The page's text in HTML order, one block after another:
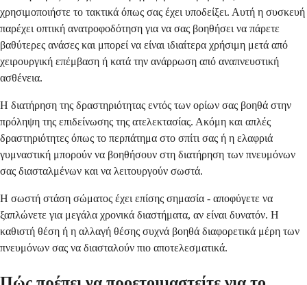
χρησιμοποιήστε το τακτικά όπως σας έχει υποδείξει. Αυτή η συσκευή
παρέχει οπτική ανατροφοδότηση για να σας βοηθήσει να πάρετε
βαθύτερες ανάσες και μπορεί να είναι ιδιαίτερα χρήσιμη μετά από
χειρουργική επέμβαση ή κατά την ανάρρωση από αναπνευστική
ασθένεια.
Η διατήρηση της δραστηριότητας εντός των ορίων σας βοηθά στην
πρόληψη της επιδείνωσης της ατελεκτασίας. Ακόμη και απλές
δραστηριότητες όπως το περπάτημα στο σπίτι σας ή η ελαφριά
γυμναστική μπορούν να βοηθήσουν στη διατήρηση των πνευμόνων
σας διασταλμένων και να λειτουργούν σωστά.
Η σωστή στάση σώματος έχει επίσης σημασία - αποφύγετε να
ξαπλώνετε για μεγάλα χρονικά διαστήματα, αν είναι δυνατόν. Η
καθιστή θέση ή η αλλαγή θέσης συχνά βοηθά διαφορετικά μέρη των
πνευμόνων σας να διασταλούν πιο αποτελεσματικά.